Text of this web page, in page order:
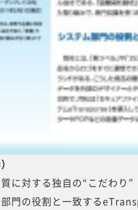
に対する独自の“こだわり”
門の役割と一致する